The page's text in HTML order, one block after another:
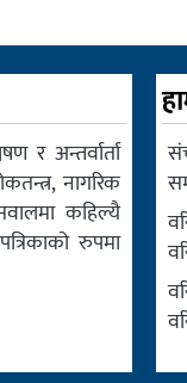
र अन्तर्वार्ता
नागरिक
कहिल्यै
रुपमा